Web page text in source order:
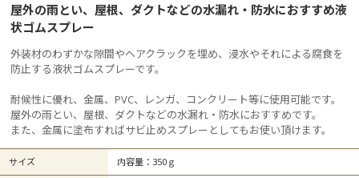
屋外の雨とい、屋根、ダクトなどの水漏れ・防水におすすめ液
状ゴムスプレー
外装材のわずかな隙間やヘアクラックを埋め、浸水やそれによる腐食を
防止する液状ゴムスプレーです。
耐候性に優れ、金属、PVC、レンガ、コンクリート等に使用可能です。
屋外の雨とい、屋根、ダクトなどの水漏れ・防水におすすめです。
また、金属に塗布すればサビ止めスプレーとしてもお使い頂けます。
サイズ 内容量：350ｇ